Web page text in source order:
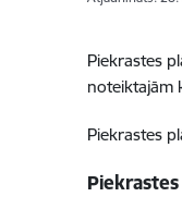
Piekrastes
noteiktajām
Piekrastes